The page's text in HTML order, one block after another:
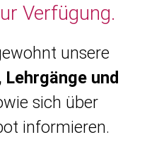
Verfügung.
unsere
und
sich über
informieren.